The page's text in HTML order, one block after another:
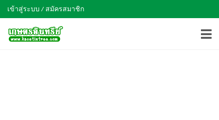
เข้าสู่ระบบ / สมัครสมาชิก